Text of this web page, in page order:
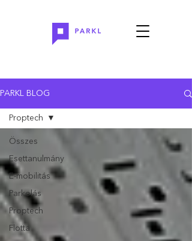
PARKL BLOG
Összes
Esettanulmány
E-mobilitás
Parkolás
Proptech
Flotta
Proptech